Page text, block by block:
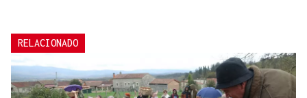
RELACIONADO